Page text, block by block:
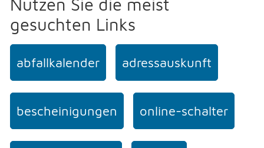
gesuchten Links
abfallkalender adressauskunft
bescheinigungen online-schalter